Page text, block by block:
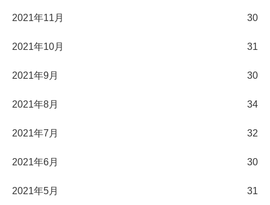
2021年11月 30
2021年10月 31
2021年9月 30
2021年8月 34
2021年7月 32
2021年6月 30
2021年5月 31